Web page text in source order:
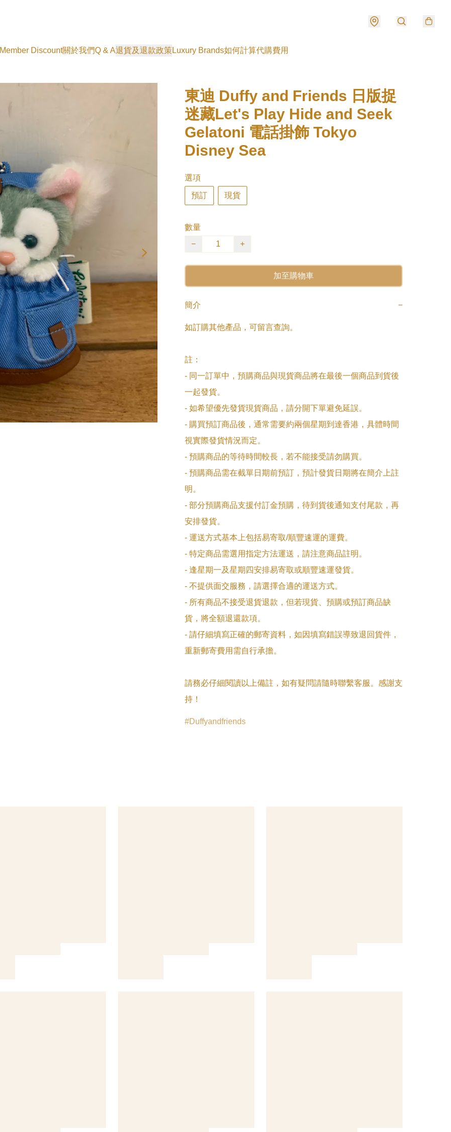
Member Discount關於我們Q & A退貨及退款政策Luxury Brands如何計算代購費用
東迪 Duffy and Friends 日版捉
迷藏Let's Play Hide and Seek
Gelatoni 電話掛飾 Tokyo
Disney Sea
選項
預訂 現貨
數量
−
+
加至購物車
簡介 −
如訂購其他產品，可留言查詢。
註：
- 同一訂單中，預購商品與現貨商品將在最後一個商品到貨後
一起發貨。
- 如希望優先發貨現貨商品，請分開下單避免延誤。
- 購買預訂商品後，通常需要約兩個星期到達香港，具體時間
視實際發貨情況而定。
- 預購商品的等待時間較長，若不能接受請勿購買。
- 預購商品需在截單日期前預訂，預計發貨日期將在簡介上註
明。
- 部分預購商品支援付訂金預購，待到貨後通知支付尾款，再
安排發貨。
- 運送方式基本上包括易寄取/順豐速運的運費。
- 特定商品需選用指定方法運送，請注意商品註明。
- 逢星期一及星期四安排易寄取或順豐速運發貨。
- 不提供面交服務，請選擇合適的運送方式。
- 所有商品不接受退貨退款，但若現貨、預購或預訂商品缺
貨，將全額退還款項。
- 請仔細填寫正確的郵寄資料，如因填寫錯誤導致退回貨件，
重新郵寄費用需自行承擔。
請務必仔細閱讀以上備註，如有疑問請隨時聯繫客服。感謝支
持！
Duffyandfriends